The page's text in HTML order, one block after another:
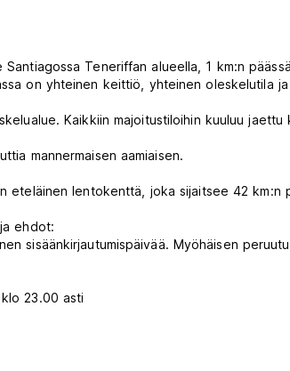
Teneriffan alueella, 1 km:n
on yhteinen keittiö, yhteinen oleskelutila
Kaikkiin majoitustiloihin kuuluu jaettu
mannermaisen aamiaisen.
eteläinen lentokenttä, joka sijaitsee 42 km:n
ehdot:
sisäänkirjautumispäivää. Myöhäisen
23.00 asti